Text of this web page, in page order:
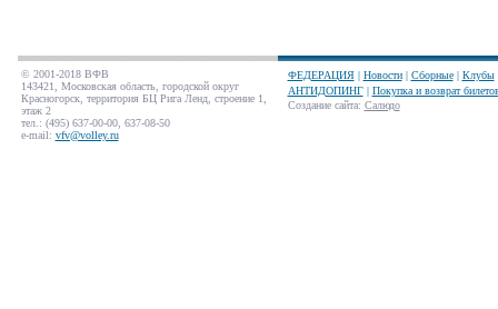
© 2001-2018 ВФВ
143421, Московская область, городской округ
Красногорск, территория БЦ Рига Ленд, строение 1,
этаж 2
тел.: (495) 637-00-00, 637-08-50
e-mail: vfv@volley.ru
ФЕДЕРАЦИЯ| Новости| Сборные| Клубы
АНТИДОПИНГ| Покупка и возврат
Создание сайта: Салюдо